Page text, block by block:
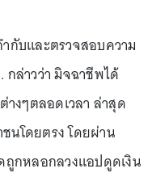
กับและตรวจสอบความ
กล่าวว่า มิจฉาชีพได้
งๆตลอดเวลา ล่าสุด
ชนโดยตรง โดยผ่าน
ถูกหลอกลวงแอปดูดเงิน